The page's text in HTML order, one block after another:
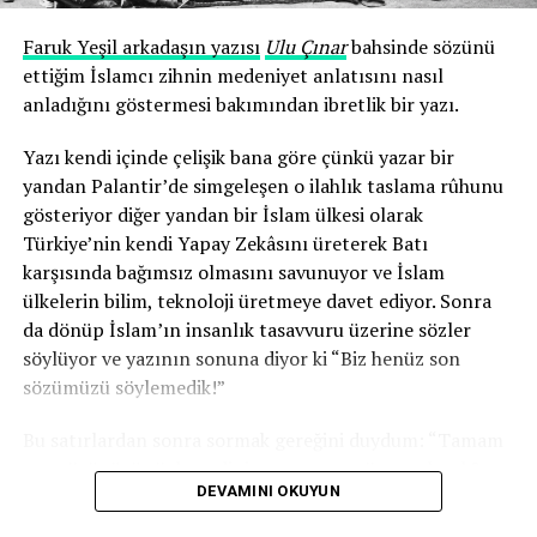
sembolüdür!
Bugün Gazze’de kullanılan hedefleme sistemlerinden
göçmen hareketlerinin izlenmesine, finansal
davranışların analizinden seçim kampanyalarının
yönetilmesine kadar uzanan geniş bir alanda yeni iktidar
dili veri üzerinden kuruluyor.
Böyle bir çağda hâlâ yalnızca“İslamcılık neden
başarısız oldu?”sorusuna sıkışıp kalmak, yangın çıkan
binada duvar boyasının rengini tartışmaya benziyor!
Elbette İslamcılık eleştirilebilir, eleştirilmelidir çünkü
son yarım asır bize gösterdi ki birçok İslamcı hareket,
Devleti dönüştürmek isterken devlet tarafından
dönüştürüldü.
Faruk Yeşil arkadaşın yazısı Ulu Çınarbahsinde sözünü
ettiğim İslamcı zihnin medeniyet anlatısını nasıl
anladığını göstermesi bakımından ibretlik bir yazı.
Yazı kendi içinde çelişik bana göre çünkü yazar bir
yandan Palantir’de simgeleşen o ilahlık taslama rûhunu
gösteriyor diğer yandan bir İslam ülkesi olarak
Türkiye’nin kendi Yapay Zekâsını üreterek Batı
karşısında bağımsız olmasını savunuyor ve İslam
ülkelerin bilim, teknoloji üretmeye davet ediyor. Sonra
da dönüp İslam’ın insanlık tasavvuru üzerine sözler
söylüyor ve yazının sonuna diyor ki “Biz henüz son
sözümüzü söylemedik!”
son sözünüzü söylemediniz ama o son söz ne olacak?
mı? Üzerine ayetler yazılmış
DEVAMINI OKUYUN